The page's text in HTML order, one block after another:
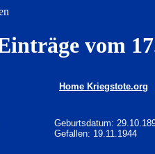
vom
Home Kriegstote.org
Geburtsdatum:
Gefallen: 19.11.1944